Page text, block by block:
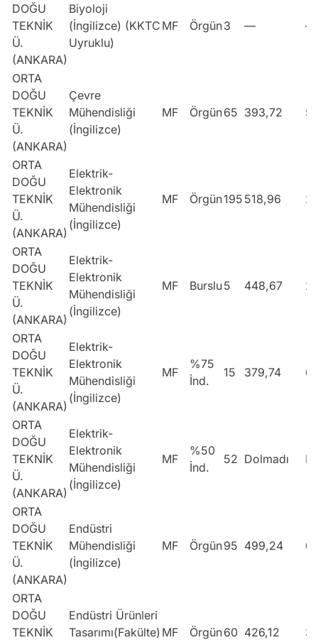
DOĞU
TEKNİK
Ü.
(ANKARA)
Biyoloji
(İngilizce) (KKTC
Uyruklu)
MF Örgün3 — —
ORTA
DOĞU
TEKNİK
Ü.
(ANKARA)
Çevre
Mühendisliği
(İngilizce)
MF Örgün65 393,72
ORTA
DOĞU
TEKNİK
Ü.
(ANKARA)
Elektrik-
Elektronik
Mühendisliği
(İngilizce)
MF Örgün195 518,96
ORTA
DOĞU
TEKNİK
Ü.
(ANKARA)
Elektrik-
Elektronik
Mühendisliği
(İngilizce)
MF Burslu5 448,67
ORTA
DOĞU
TEKNİK
Ü.
(ANKARA)
Elektrik-
Elektronik
Mühendisliği
(İngilizce)
MF
%75
İnd.
15 379,74
ORTA
DOĞU
TEKNİK
Ü.
(ANKARA)
Elektrik-
Elektronik
Mühendisliği
(İngilizce)
MF
%50
İnd.
52 Dolmadı
ORTA
DOĞU
TEKNİK
Ü.
(ANKARA)
Endüstri
Mühendisliği
(İngilizce)
MF Örgün95 499,24
ORTA
DOĞU
TEKNİK
Endüstri Ürünleri
Tasarımı(Fakülte) MF Örgün60 426,12